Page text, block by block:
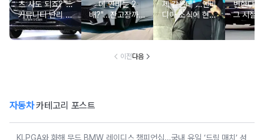
츠 사도 되죠?"…
커뮤니티 난리 난
'현실적 수입차' 보
니
데 연비는 2
배?"...잔고장까지
없는 신차에 '이럴
수가'
제 같은데"…엔비
디아 소식에 현대
차 '초위기 상황'
변한다
그 시절
고 소식
오너들
이전다음
자동차카테고리 포스트
KLPGA와 화해 무드 BMW 레이디스 챔피언십…국내 유일 ‘드림 매치’ 성